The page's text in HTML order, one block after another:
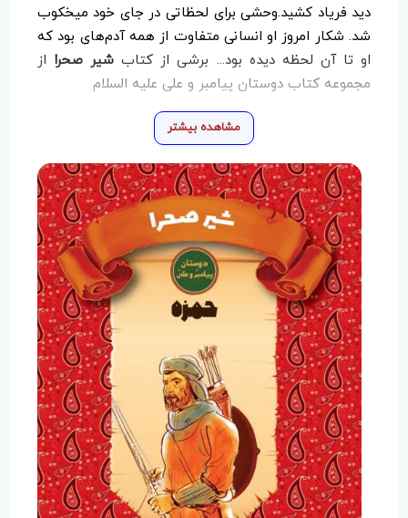
دید فریاد کشید.وحشی برای لحظاتی در جای خود میخکوب
شد. شکار امروز او انسانی متفاوت از همه آدم‌های بود که
او تا آن لحظه دیده بود... برشی از کتاب شیر صحرا از
مجموعه کتاب دوستان پیامبر و علی علیه السلام
مشاهده بیشتر